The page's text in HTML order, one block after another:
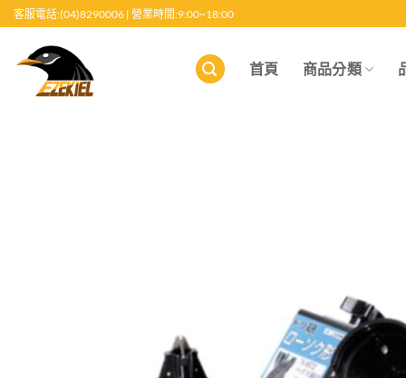
至
客服電話:(04)8290006 | 營業時間:9:00~18:00
首頁 商品分類